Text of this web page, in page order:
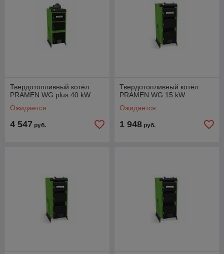
Твердотопливный котёл
PRAMEN WG plus 40 kW
Ожидается
4 547 руб.
Твердотопливный котёл
PRAMEN WG 15 kW
Ожидается
1 948 руб.